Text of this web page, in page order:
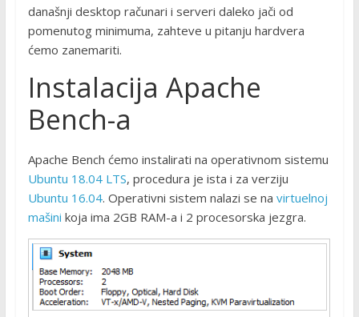
današnji desktop računari i serveri daleko jači od
pomenutog minimuma, zahteve u pitanju hardvera
ćemo zanemariti.
Instalacija Apache
Bench-a
Apache Bench ćemo instalirati na operativnom sistemu
Ubuntu 18.04 LTS, procedura je ista i za verziju
Ubuntu 16.04. Operativni sistem nalazi se na virtuelnoj
mašini koja ima 2GB RAM-a i 2 procesorska jezgra.